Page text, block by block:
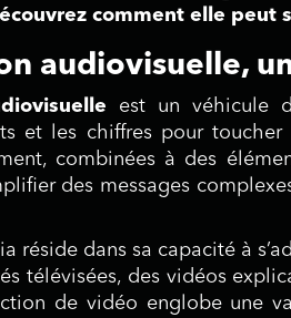
comment elle peut
audiovisuelle,
est un véhicule
et les chiffres pour
combinées à des
des messages
réside dans sa capacité à
télévisées, des vidéos
de vidéo englobe une